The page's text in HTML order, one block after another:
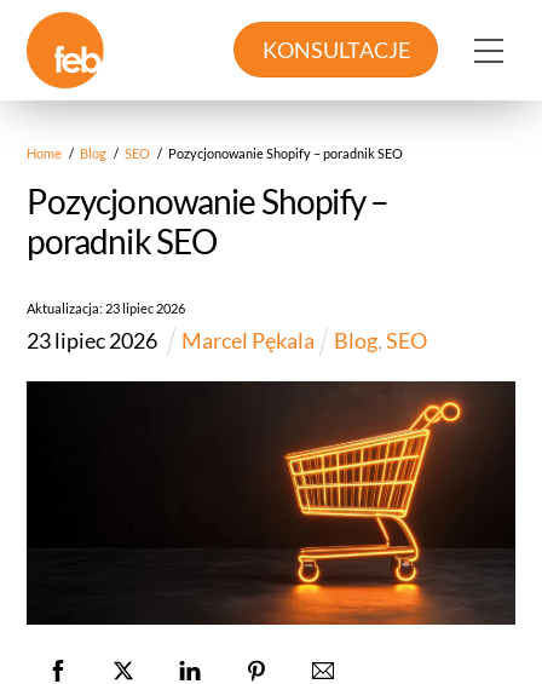
content
KONSULTACJE
Home / Blog / SEO / Pozycjonowanie Shopify – poradnik SEO
Pozycjonowanie Shopify –
poradnik SEO
Aktualizacja: 23lipiec 2026
23lipiec2026 Marcel Pękala Blog,SEO